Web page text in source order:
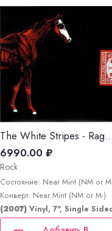
The White Stripes - Rag And Bone
6990.00 ₽
Rock
Состояние: Near Mint (NM or
Конверт: Near Mint (NM or M-)
(2007)Vinyl, 7", Single